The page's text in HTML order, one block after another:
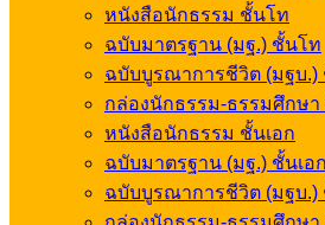
หนังสือนักธรรม ชั้นโท
ฉบับมาตรฐาน (มฐ.) ชั้นโท
ฉบับบูรณาการชีวิต (มฐบ.)
กล่องนักธรรม-ธรรมศึกษ
หนังสือนักธรรม ชั้นเอก
ฉบับมาตรฐาน (มฐ.) ชั้นเอก
ฉบับบูรณาการชีวิต (มฐบ.)